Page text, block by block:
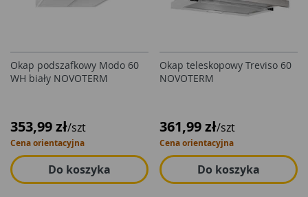
Okap podszafkowy Modo 60
WH biały NOVOTERM
353,99 zł/szt
Cena orientacyjna
Do koszyka
Okap teleskopowy Treviso 60
NOVOTERM
361,99 zł/szt
Cena orientacyjna
Do koszyka